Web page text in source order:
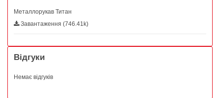
Металлорукав Титан
Завантаження (746.41k)
Відгуки
Немає відгуків